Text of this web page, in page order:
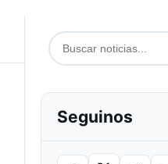
Seguinos